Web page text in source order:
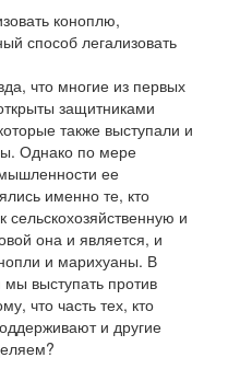
коноплю,
способ легализовать
что многие из первых
защитниками
также выступали и
Однако по мере
ее
именно те, кто
сельскохозяйственную и
она и является, и
и марихуаны. В
выступать против
что часть тех, кто
и другие